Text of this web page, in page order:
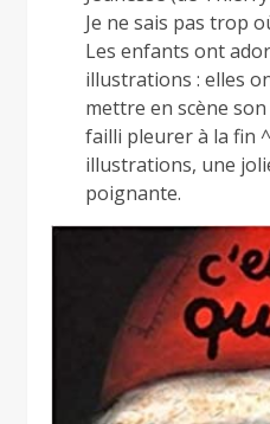
Je ne sais pas trop
Les enfants ont
illustrations : elles
mettre en scène
failli pleurer à la fin
illustrations, une
poignante.